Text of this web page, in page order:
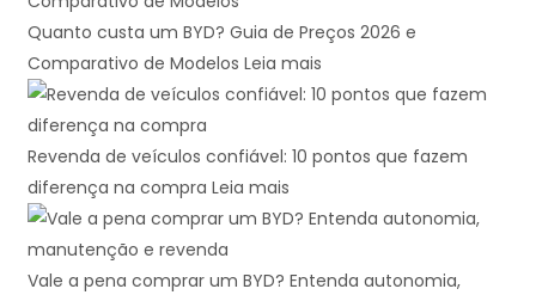
Quanto custa um BYD? Guia de Preços 2026 e
Comparativo de Modelos Leia mais
Revenda de veículos confiável: 10 pontos que fazem
diferença na compra Leia mais
Vale a pena comprar um BYD? Entenda autonomia,